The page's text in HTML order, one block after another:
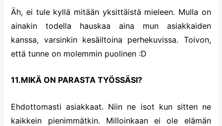
Äh, ei tule kyllä mitään yksittäistä mieleen. Mulla on
ainakin todella hauskaa aina mun asiakkaiden
kanssa, varsinkin kesäiltoina perhekuvissa. Toivon,
että tunne on molemmin puolinen :D
11.MIKÄ ON PARASTA TYÖSSÄSI?
Ehdottomasti asiakkaat. Niin ne isot kun sitten ne
kaikkein pienimmätkin. Milloinkaan ei ole elämän